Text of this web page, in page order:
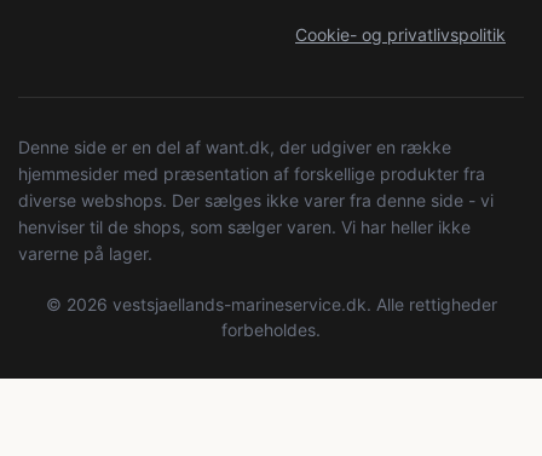
Cookie- og privatlivspolitik
Denne side er en del af want.dk, der udgiver en række
hjemmesider med præsentation af forskellige produkter fra
diverse webshops. Der sælges ikke varer fra denne side - vi
henviser til de shops, som sælger varen. Vi har heller ikke
varerne på lager.
© 2026 vestsjaellands-marineservice.dk. Alle rettigheder
forbeholdes.